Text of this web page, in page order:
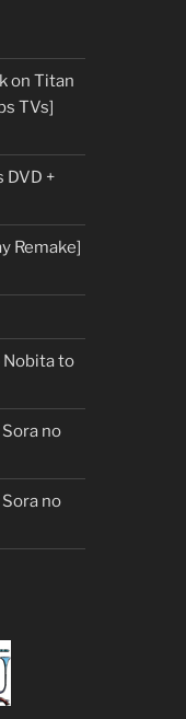
on Titan
TVs]
DVD +
Remake]
Nobita to
no
no